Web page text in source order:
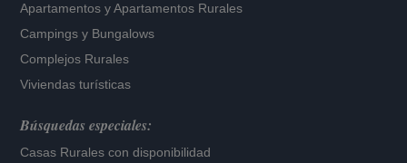
Apartamentos yApartamentos Rurales
Campings y Bungalows
Complejos Rurales
Viviendas turísticas
Búsquedas especiales:
Casas Rurales con disponibilidad